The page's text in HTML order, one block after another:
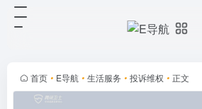
首页 • E导航 • 生活服务 • 投诉维权 • 正文
合安全服务平台。愿景：打造严肃、
便捷举报体系，成为全民共治的公益
平台。依托腾讯在安全大数据、底
层...